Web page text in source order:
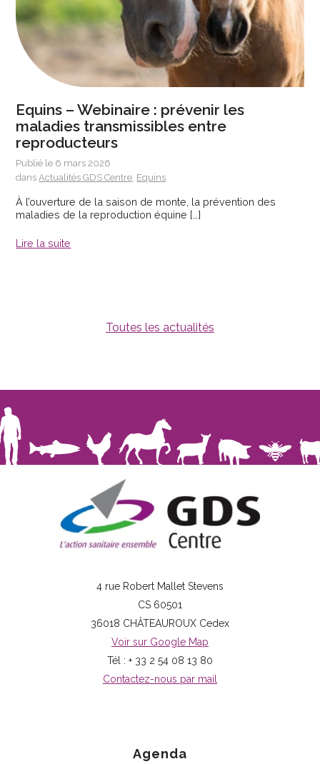
Equins – Webinaire : prévenir les
maladies transmissibles entre
reproducteurs
Publié le 6 mars 2026
dans Actualités GDS Centre Equins
À l’ouverture de la saison de monte, la prévention des
maladies de la reproduction équine […]
Lire la suite
Toutes les actualités
4 rue Robert Mallet Stevens
CS 60501
36018 CHÂTEAUROUX Cedex
Voir sur Google Map
Tél : + 33 2 54 08 13 80
Contactez-nous par mail
Agenda